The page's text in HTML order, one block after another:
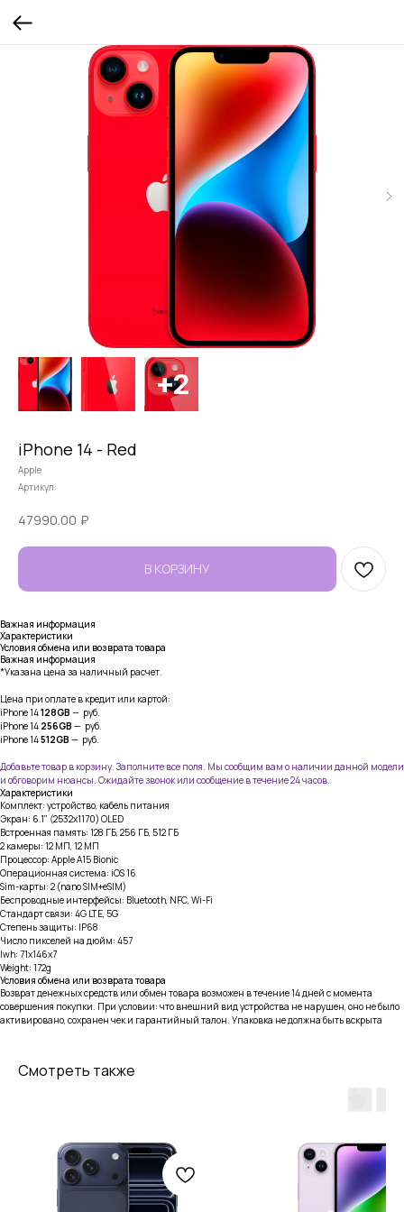
iPhone 14 - Red
Apple
Артикул:
47990.00 ₽
В КОРЗИНУ
Важная информация
Характеристики
Условия обмена или возврата товара
Важная информация
*Указана цена за наличный расчет.
Цена при оплате в кредит или картой:
iPhone 14128GB — руб.
iPhone 14 256GB — руб.
iPhone 14512GB — руб.
Добавьте товар в корзину. Заполните все поля. Мы сообщим вам о наличии данной модели
и обговорим нюансы. Ожидайте звонок или сообщение в течение 24 часов.
Характеристики
Комплект: устройство, кабель питания
Экран: 6.1" (2532x1170) OLED
Встроенная память: 128 ГБ, 256 ГБ, 512 ГБ
2 камеры: 12 МП, 12 МП
Процессор: Apple A15 Bionic
Операционная система: iOS 16
Sim-карты: 2 (nano SIM+eSIM)
Беспроводные интерфейсы: Bluetooth, NFC, Wi-Fi
Стандарт связи: 4G LTE, 5G
Степень защиты: IP68
Число пикселей на дюйм: 457
lwh: 71x146x7
Weight: 172g
Условия обмена или возврата товара
Возврат денежных средств или обмен товара возможен в течение 14 дней с момента
совершения покупки. При условии: что внешний вид устройства не нарушен, оно не было
активировано, сохранен чек и гарантийный талон. Упаковка не должна быть вскрыта
Смотреть также
Услуги
Trade-in